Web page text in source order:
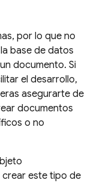
por lo que no
base de datos
documento. Si
el desarrollo,
asegurarte de
documentos
o no
crear este tipo de